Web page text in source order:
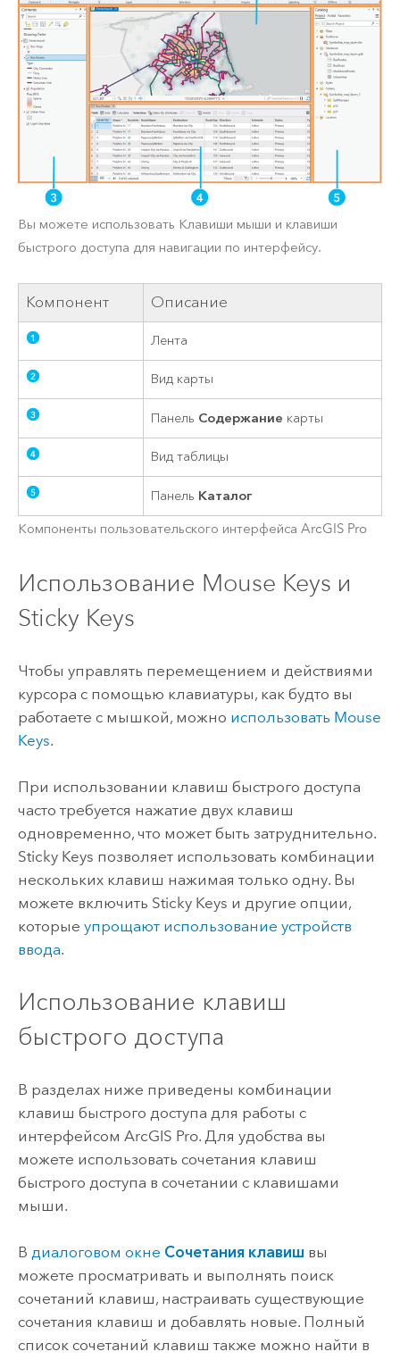
Вы можете использовать Клавиши мыши и клавиши
быстрого доступа для навигации по интерфейсу.
Компонент Описание
Лента
Вид карты
Панель Содержание карты
Вид таблицы
Панель Каталог
Компоненты пользовательского интерфейса ArcGIS Pro
Использование Mouse Keys и
Sticky Keys
Чтобы управлять перемещением и действиями
курсора с помощью клавиатуры, как будто вы
работаете с мышкой, можно использовать Mouse
Keys.
При использовании клавиш быстрого доступа
часто требуется нажатие двух клавиш
одновременно, что может быть затруднительно.
Sticky Keys позволяет использовать комбинации
нескольких клавиш нажимая только одну. Вы
можете включить Sticky Keys и другие опции,
которые упрощают использование устройств
ввода.
Использование клавиш
быстрого доступа
В разделах ниже приведены комбинации
клавиш быстрого доступа для работы с
интерфейсом ArcGIS Pro. Для удобства вы
можете использовать сочетания клавиш
быстрого доступа в сочетании с клавишами
мыши.
В диалоговом окне Сочетания клавиш вы
можете просматривать и выполнять поиск
сочетаний клавиш, настраивать существующие
сочетания клавиш и добавлять новые. Полный
список сочетаний клавиш также можно найти в